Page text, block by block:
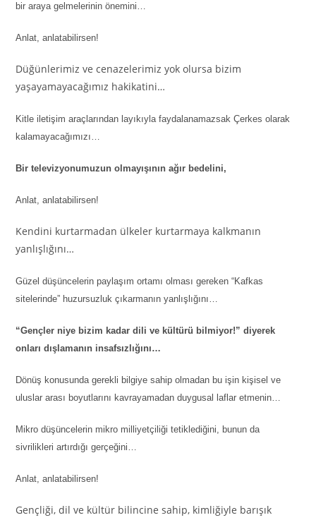
bir araya gelmelerinin önemini…
Anlat, anlatabilirsen!
Düğünlerimiz ve cenazelerimiz yok olursa bizim
yaşayamayacağımız hakikatini…
Kitle iletişim araçlarından layıkıyla faydalanamazsak Çerkes olarak
kalamayacağımızı…
Bir televizyonumuzun olmayışının ağır bedelini,
Anlat, anlatabilirsen!
Kendini kurtarmadan ülkeler kurtarmaya kalkmanın
yanlışlığını…
Güzel düşüncelerin paylaşım ortamı olması gereken “Kafkas
sitelerinde” huzursuzluk çıkarmanın yanlışlığını…
“Gençler niye bizim kadar dili ve kültürü bilmiyor!” diyerek
onları dışlamanın insafsızlığını…
Dönüş konusunda gerekli bilgiye sahip olmadan bu işin kişisel ve
uluslar arası boyutlarını kavrayamadan duygusal laflar etmenin…
Mikro düşüncelerin mikro milliyetçiliği tetiklediğini, bunun da
sivrilikleri artırdığı gerçeğini…
Anlat, anlatabilirsen!
Gençliği, dil ve kültür bilincine sahip, kimliğiyle barışık